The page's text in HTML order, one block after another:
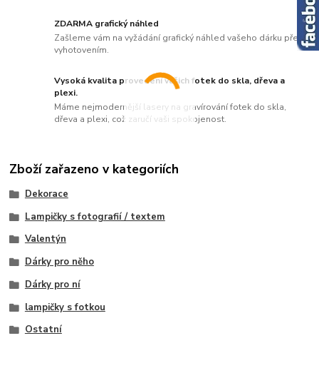
ZDARMA grafický náhled
Zašleme vám na vyžádání grafický náhled vašeho dárku před
vyhotovením.
Vysoká kvalita provedení vašich fotek do skla, dřeva a
plexi.
Máme nejmodernější lasery na gravírování fotek do skla,
dřeva a plexi, což zaručí vaši spokojenost.
Zboží zařazeno v kategoriích
Dekorace
Lampičky s fotografií / textem
Valentýn
Dárky pro něho
Dárky pro ní
lampičky s fotkou
Ostatní